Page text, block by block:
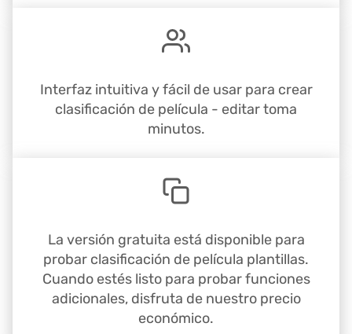
Interfaz intuitiva y fácil de usar para crear
clasificación de película - editar toma
minutos.
La versión gratuita está disponible para
probar clasificación de película plantillas.
Cuando estés listo para probar funciones
adicionales, disfruta de nuestro precio
económico.